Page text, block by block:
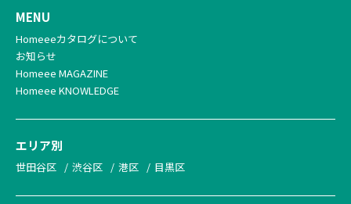
MENU
Homeeeカタログについて
お知らせ
Homeee MAGAZINE
Homeee KNOWLEDGE
エリア別
世田谷区 渋谷区 港区 目黒区